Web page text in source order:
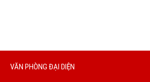
VĂN PHÒNG ĐẠI DIỆN